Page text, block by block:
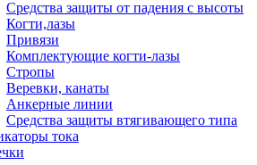
Средства защиты от падения с высоты
Когти,лазы
Привязи
Комплектующие когти-лазы
Стропы
Веревки, канаты
Анкерные линии
Средства защиты втягивающего типа
тока